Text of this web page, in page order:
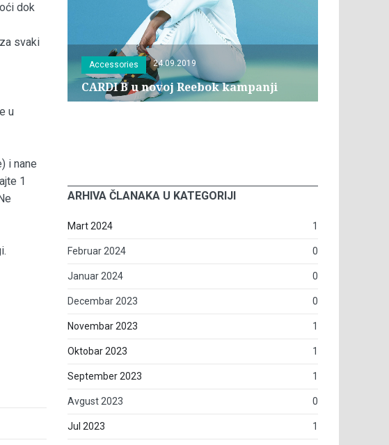
dok
svaki
u
i nane
1
Accessories 24.09.2019
CARDI B u novoj Reebok kampanji
ARHIVA ČLANAKA U KATEGORIJI
Mart 2024 1
Februar 2024 0
Januar 2024 0
Decembar 2023 0
Novembar 2023 1
Oktobar 2023 1
September 2023 1
Avgust 2023 0
Jul 2023 1